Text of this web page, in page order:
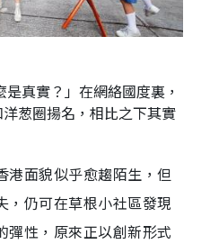
是真實？」在網絡國度裏，
葱圈揚名，相比之下其實
港面貌似乎愈趨陌生，但
，仍可在草根小社區發現
彈性，原來正以創新形式